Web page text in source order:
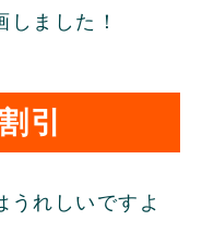
ました！
引
うれしいですよ